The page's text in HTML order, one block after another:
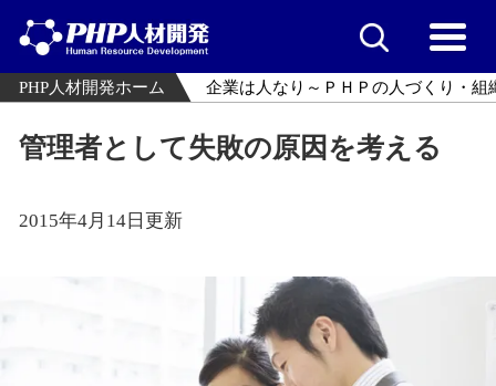
PHP人材開発ホーム 企業は人なり～ＰＨＰの人づくり・組
管理者として失敗の原因を考える
2015年4月14日更新